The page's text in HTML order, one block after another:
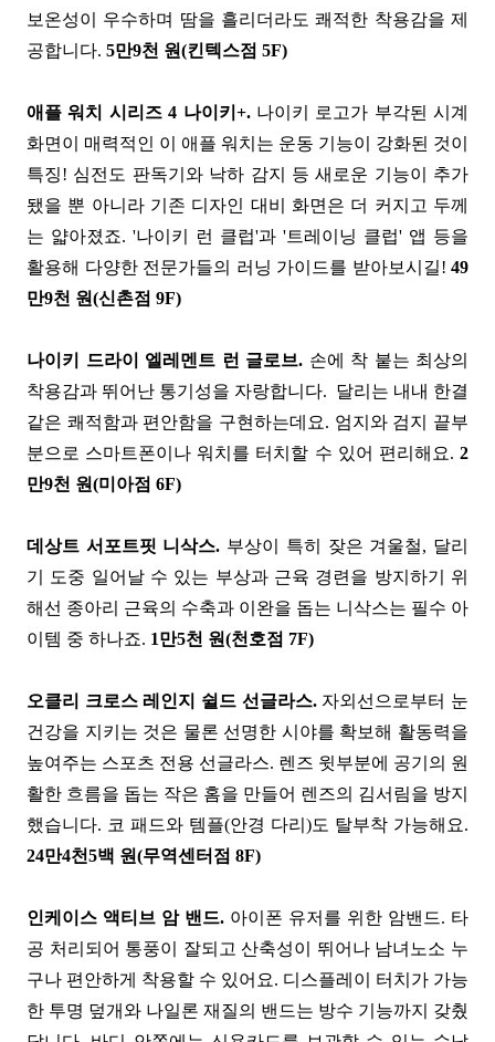
보온성이 우수하며 땀을 흘리더라도 쾌적한 착용감을 제
공합니다. 5만9천 원(킨텍스점 5F)
애플 워치 시리즈 4 나이키+.나이키 로고가 부각된 시계
화면이 매력적인 이 애플 워치는 운동 기능이 강화된 것이
특징! 심전도 판독기와 낙하 감지 등 새로운 기능이 추가
됐을 뿐 아니라 기존 디자인 대비 화면은 더 커지고 두께
는 얇아졌죠. '나이키 런 클럽'과 '트레이닝 클럽' 앱 등을
활용해 다양한 전문가들의 러닝 가이드를 받아보시길! 49
만9천 원(신촌점 9F)
나이키 드라이 엘레멘트 런 글로브. 손에 착 붙는 최상의
착용감과 뛰어난 통기성을 자랑합니다. 달리는 내내 한결
같은 쾌적함과 편안함을 구현하는데요. 엄지와 검지 끝부
분으로 스마트폰이나 워치를 터치할 수 있어 편리해요. 2
만9천 원(미아점 6F)
데상트 서포트핏 니삭스. 부상이 특히 잦은 겨울철, 달리
기 도중 일어날 수 있는 부상과 근육 경련을 방지하기 위
해선 종아리 근육의 수축과 이완을 돕는 니삭스는 필수 아
이템 중 하나죠. 1만5천 원(천호점 7F)
오클리 크로스 레인지 쉴드 선글라스.자외선으로부터 눈
건강을 지키는 것은 물론 선명한 시야를 확보해 활동력을
높여주는 스포츠 전용 선글라스. 렌즈 윗부분에 공기의 원
활한 흐름을 돕는 작은 홈을 만들어 렌즈의 김서림을 방지
했습니다. 코 패드와 템플(안경 다리)도 탈부착 가능해요.
24만4천5백 원(무역센터점 8F)
인케이스 액티브 암 밴드. 아이폰 유저를 위한 암밴드. 타
공 처리되어 통풍이 잘되고 산축성이 뛰어나 남녀노소 누
구나 편안하게 착용할 수 있어요. 디스플레이 터치가 가능
한 투명 덮개와 나일론 재질의 밴드는 방수 기능까지 갖췄